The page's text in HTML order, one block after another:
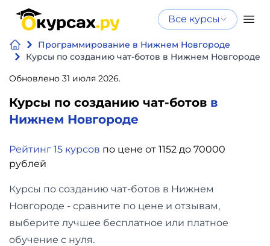
Все курсы
Программирование в Нижнем Новгороде
Курсы по созданию чат-ботов в Нижнем Новгороде
Обновлено 31 июля 2026.
Курсы по созданию чат-ботов в
Нижнем Новгороде
Рейтинг 15 курсов по цене от 1152 до 70000
рублей
Курсы по созданию чат-ботов в Нижнем
Новгороде - сравните по цене и отзывам,
выберите лучшее бесплатное или платное
обучение с нуля.
Нейросеть
и ИИ
Бизнес
финансы
Дизайн
Аналитика
Нейросеть и ИИ
интеллекту
Курсы по нейросетям